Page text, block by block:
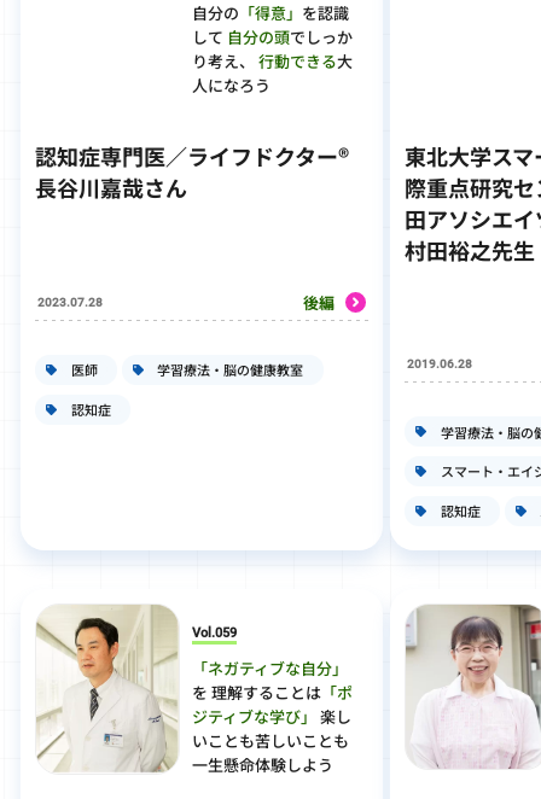
自分の 「得意」 を認識
して 自分の頭でしっか
り考え、 行動できる大
人になろう
認知症専門医／ライフドクター®
長谷川嘉哉さん
2023.07.28 後編
医師 学習療法・脳の健康教室
認知症
Vol.059
「ネガティブな自分」
を 理解することは「ポ
ジティブな学び」 楽し
いことも苦しいことも
一生懸命体験しよう
東北大学ス
際重点研究
田アソシエ
村田裕之先生
2019.06.28
学習療法・脳の
スマート・エイ
認知症